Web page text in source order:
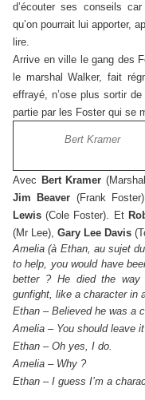
d’écouter ses conseils
qu’on pourrait lui apporter,
lire.
Arrive en ville le gang des
le marshal Walker, fait
effrayé, n’ose plus sortir
partie par les Foster qui se
Bert Kramer
Avec Bert Kramer
Jim Beaver (Frank
Lewis(Cole Foster). Et
(Mr Lee), Gary Lee Davis
Amelia (à Ethan, au sujet
to help, you would have
better ? He died the way
gunfight, like a character in
Ethan – Believed he was a
Amelia – You should leave
Ethan – Oh yes, I do.
Amelia – Why ?
Ethan – I guess I’m a